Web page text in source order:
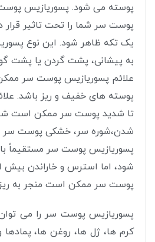
پوسته می شود. پسوریازیس
پوست سر شما را تحت تاثیر
یک تکه ظاهر شود. این نوع
به پیشانی، پشت گردن یا پشت
علائم پسوریازیس پوست سر
پوسته های خفیف و ریز باشد.
تا شدید پوست سر ممکن است
شدن،شوره سر، خشکی پوست سر
پسوریازیس پوست سر مستقیماً
شود، اما استرس و خاراندن بیش
پوست سر ممکن است منجر به
پسوریازیس پوست سر را می توان
کرم ها، ژل ها، روغن ها،